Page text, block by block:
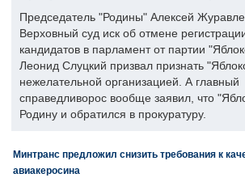
Председатель "Родины" Алексей
Верховный суд иск об отмене
кандидатов в парламент от партии
Леонид Слуцкий призвал признать
нежелательной организацией. А главный
справедливорос вообще заявил, что
Родину и обратился в прокуратуру.
Минтранс предложил снизить требования к
авиакеросина